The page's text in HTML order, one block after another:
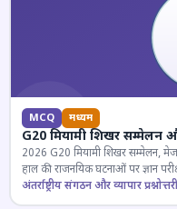
MCQ मध्यम
G20 मियामी शिखर सम्मेलन और
2026 G20 मियामी शिखर सम्मेलन,
हाल की राजनयिक घटनाओं पर ज्ञान
अंतर्राष्ट्रीय संगठन और व्यापार प्रश्नोत्तरी